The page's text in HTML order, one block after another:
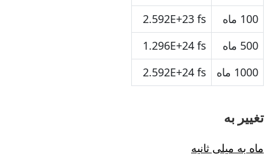
100 ماه
2.592E+23 fs
500 ماه
1.296E+24 fs
1000 ماه
2.592E+24 fs
تغییر به
ماه به میلی ثانیه